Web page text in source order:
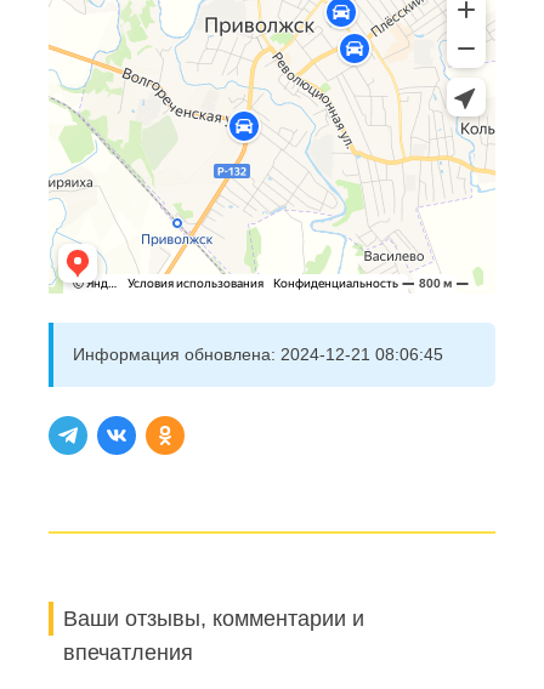
Информация обновлена: 2024-12-21 08:06:45
Ваши отзывы, комментарии и
впечатления